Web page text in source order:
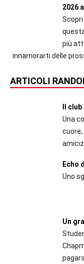
2026
più
innamorarti delle
ARTICOLI
Il
Una
cuore,
Echo
Uno
Un